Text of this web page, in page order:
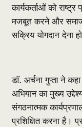
कार्यकर्ताओं को
मजबूत करने और समाज
सक्रिय योगदान देना
डॉ. अर्चना गुप्ता ने
अभियान का मुख्य उद्देश्य
संगठनात्मक
प्रशिक्षित करना है।